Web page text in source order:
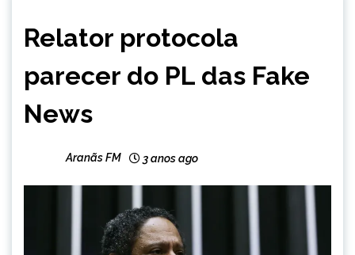
NOTÍCIAS
Relator protocola
parecer do PL das Fake
News
Aranãs FM 3 anos ago